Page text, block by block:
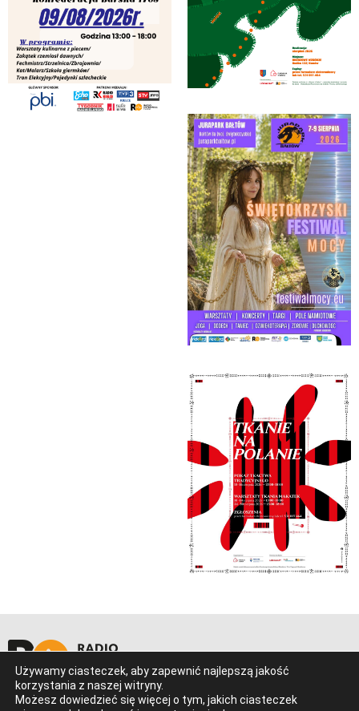
Ostrowiec Świętokrzyski
Al. 3 Maja 17 (Galeria Łysica)
Używamy ciasteczek, aby zapewnić najlepszą jakość
korzystania z naszej witryny.
Możesz dowiedzieć się więcej o tym, jakich ciasteczek